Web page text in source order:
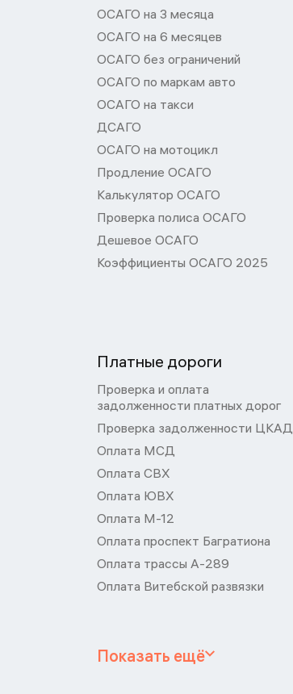
ОСАГО на 3 месяца
ОСАГО на 6 месяцев
ОСАГО без ограничений
ОСАГО по маркам авто
ОСАГО на такси
ДСАГО
ОСАГО на мотоцикл
Продление ОСАГО
Калькулятор ОСАГО
Проверка полиса ОСАГО
Дешевое ОСАГО
Коэффициенты ОСАГО 2025
Платные дороги
Проверка и оплата
задолженности платных дорог
Проверка задолженности ЦКАД
Оплата МСД
Оплата СВХ
Оплата ЮВХ
Оплата М-12
Оплата проспект Багратиона
Оплата трассы А-289
Оплата Витебской развязки
Показать ещё